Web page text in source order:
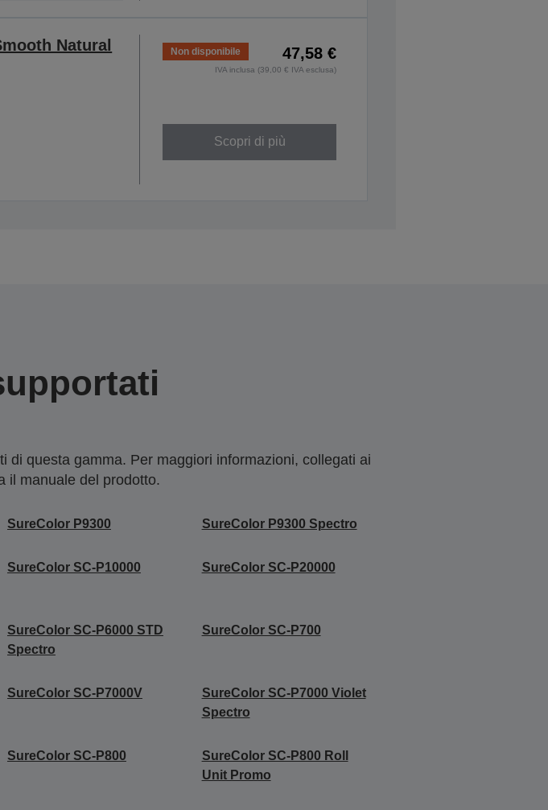
Natural
Non disponibile 47,58 €
IVA inclusa (39,00 € IVA esclusa)
Scopri di più
questa gamma. Per maggiori informazioni, collegati ai
il manuale del prodotto.
SureColor P9300 SureColor P9300 Spectro
SureColor SC-P10000 SureColor SC-P20000
SureColor SC-P6000 STD
Spectro
SureColor SC-P700
SureColor SC-P7000V
SureColor SC-P7000 Violet
Spectro
SureColor SC-P800
SureColor SC-P800 Roll
Unit Promo